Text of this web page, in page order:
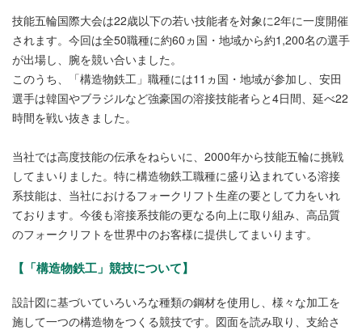
技能五輪国際大会は22歳以下の若い技能者を対象に2年に一度開催
されます。今回は全50職種に約60ヵ国・地域から約1,200名の選手
が出場し、腕を競い合いました。
このうち、「構造物鉄工」職種には11ヵ国・地域が参加し、安田
選手は韓国やブラジルなど強豪国の溶接技能者らと4日間、延べ22
時間を戦い抜きました。
当社では高度技能の伝承をねらいに、2000年から技能五輪に挑戦
してまいりました。特に構造物鉄工職種に盛り込まれている溶接
系技能は、当社におけるフォークリフト生産の要として力をいれ
ております。今後も溶接系技能の更なる向上に取り組み、高品質
のフォークリフトを世界中のお客様に提供してまいります。
【「構造物鉄工」競技について】
設計図に基づいていろいろな種類の鋼材を使用し、様々な加工を
施して一つの構造物をつくる競技です。図面を読み取り、支給さ